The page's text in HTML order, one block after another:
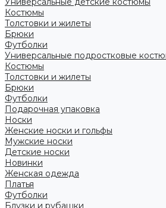
Костюмы
Толстовки и жилеты
Брюки
Футболки
Универсальные подростковые
Костюмы
Толстовки и жилеты
Брюки
Футболки
Подарочная упаковка
Носки
Женские носки и гольфы
Мужские носки
Детские носки
Новинки
Женская одежда
Платья
Футболки
Блузки и рубашки